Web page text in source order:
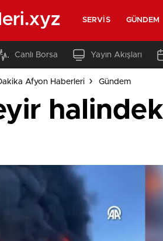
SERVIS GÜNDEM
Canlı Borsa Yayın Akışları
Afyon Haberleri Gündem